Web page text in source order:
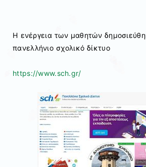
Η ενέργεια των μαθητών
πανελλήνιο σχολικό δίκτυο
https://www.sch.gr/